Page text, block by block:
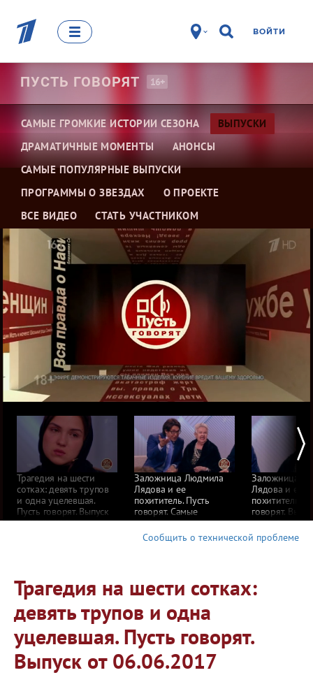
ВОЙТИ
ПУСТЬ ГОВОРЯТ 16+
САМЫЕ ГРОМКИЕ ИСТОРИИ СЕЗОНА
ВЫПУСКИ
ДРАМАТИЧНЫЕ МОМЕНТЫ
АНОНСЫ
САМЫЕ ПОПУЛЯРНЫЕ ВЫПУСКИ
ПРОГРАММЫ О ЗВЕЗДАХ
О ПРОЕКТЕ
ВСЕ ВИДЕО
СТАТЬ УЧАСТНИКОМ
Трагедия на шести
сотках: девять трупов
и одна уцелевшая.
Пусть говорят. Выпуск
от 06.06.2017
Заложница Людмила
Лядова и ее
похититель. Пусть
говорят. Самые
драматичные моменты
выпуска от 05.06.2017
Заложница
Лядова и ее
похититель.
говорят.
от 05.06.2017
Сообщить о технической проблеме
Трагедия на шести сотках:
девять трупов и одна
уцелевшая. Пусть говорят.
Выпуск от 06.06.2017